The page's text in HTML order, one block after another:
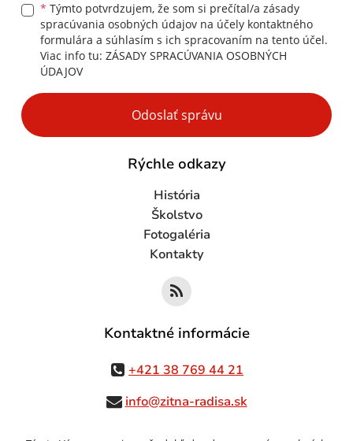
* Týmto potvrdzujem, že som si prečítal/a zásady
spracúvania osobných údajov na účely kontaktného
formulára a súhlasím s ich spracovaním na tento účel.
Viac info tu: ZÁSADY SPRACÚVANIA OSOBNÝCH
ÚDAJOV
Google reCaptcha Response
Odoslať správu
Rýchle odkazy
História
Školstvo
Fotogaléria
Kontakty
Kontaktné informácie
+421 38 769 44 21
info@zitna-radisa.sk